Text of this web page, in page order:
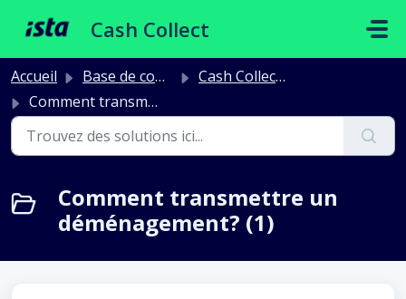
Cash Collect
Accueil Base de connaissances
Cash Collect Décompte
Comment transmettre un déménagement?
Comment transmettre un
déménagement? (1)